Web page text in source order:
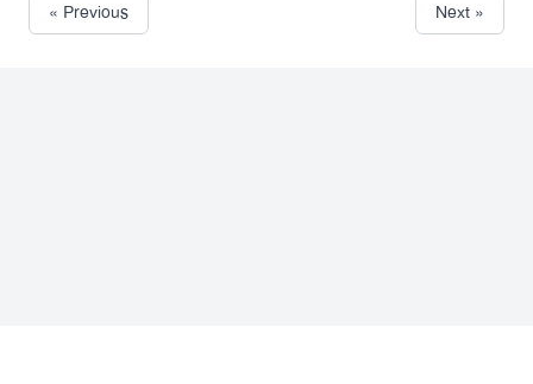
« Previous Next »